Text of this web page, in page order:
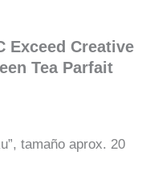
Exceed Creative
Tea Parfait
tamaño aprox. 20